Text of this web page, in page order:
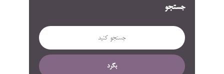
جستجو
بگرد